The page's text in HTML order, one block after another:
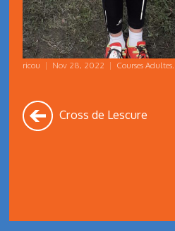
ricou | Nov 28, 2022 | Courses Adultes,
Cross de Lescure